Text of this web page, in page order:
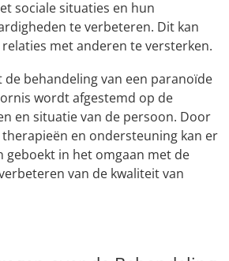
sociale situaties en hun
te verbeteren. Dit kan
met anderen te versterken.
de behandeling van een paranoïde
wordt afgestemd op de
en situatie van de persoon. Door
en ondersteuning kan er
in het omgaan met de
van de kwaliteit van